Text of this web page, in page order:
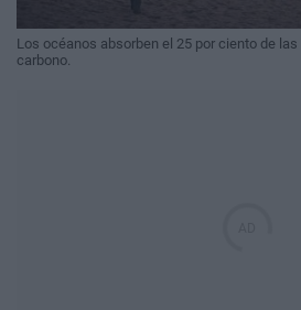
Los océanos absorben el 25 por ciento de
carbono.